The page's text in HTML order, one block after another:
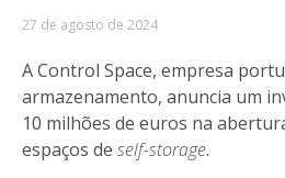
27 de agosto de 2024
A Control Space, empresa
armazenamento, anuncia um
10 milhões de euros na
espaços de self-storage.